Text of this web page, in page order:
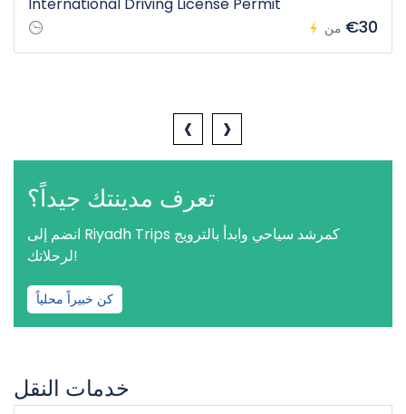
من €30
‹ ›
تعرف مدينتك جيداً؟
انضم إلى Riyadh Trips كمرشد سياحي وابدأ بالترويج
لرحلاتك!
كن خبيراً محلياً
خدمات النقل